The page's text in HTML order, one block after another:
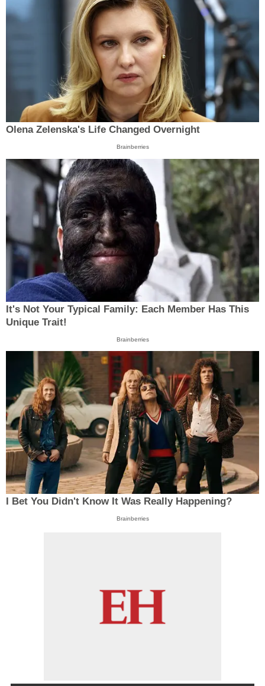
Olena Zelenska's Life Changed Overnight
Brainberries
It's Not Your Typical Family: Each Member Has This
Unique Trait!
Brainberries
I Bet You Didn't Know It Was Really Happening?
Brainberries